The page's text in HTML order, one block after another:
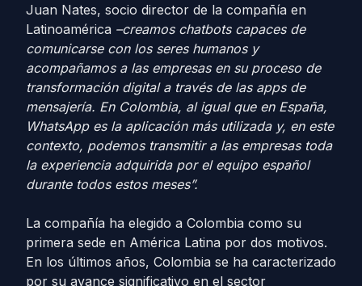
Juan Nates, socio director de la compañía en
Latinoamérica –creamos chatbots capaces de
comunicarse con los seres humanos y
acompañamos a las empresas en su proceso de
transformación digital a través de las apps de
mensajería. En Colombia, al igual que en España,
WhatsApp es la aplicación más utilizada y, en este
contexto, podemos transmitir a las empresas toda
la experiencia adquirida por el equipo español
durante todos estos meses”.
La compañía ha elegido a Colombia como su
primera sede en América Latina por dos motivos.
En los últimos años, Colombia se ha caracterizado
por su avance significativo en el sector